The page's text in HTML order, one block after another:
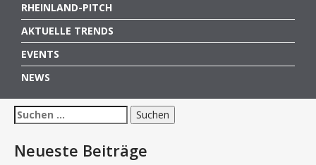
RHEINLAND-PITCH
AKTUELLE TRENDS
EVENTS
NEWS
Suchen
nach:
Neueste Beiträge